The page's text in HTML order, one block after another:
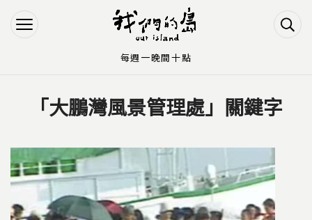
Jump to Navigation
Jump to Main content
您在這裡「大鵬灣風景管理處」關鍵字
每週一晚間十點